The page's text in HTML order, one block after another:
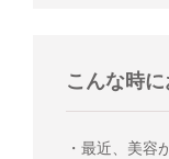
こんな時
・最近、美容